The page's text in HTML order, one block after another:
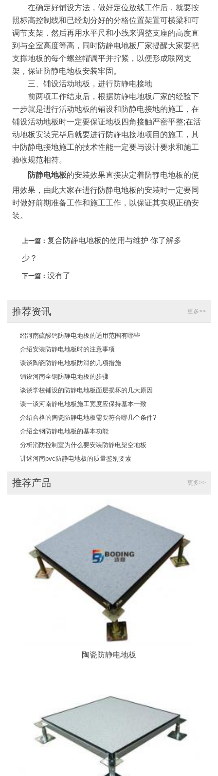
在确定好铺设方法，做好定位放线工作后，就要按
照标高控制线和已经划分好的分格位置架置可横梁和可
调节支架，然后再用水平尺和小线来调整支座的高度直
到与全室高度等高，同时防静电地板厂家提醒大家要把
支撑地板的每个螺丝帽调平并拧紧，以便形成联网支
架，保证防静电地板安装牢固。
三、铺设活动地板，进行防静电接地
前两项工作结束后，根据防静电地板厂家的经验下
一步就是进行活动地板的铺设和防静电接地的施工，在
铺设活动地板时一定要保证地板四角接触严密平整;在活
动地板安装完毕后就要进行防静电接地项目的施工，其
中防静电接地施工的技术性能一定要与设计要求和施工
验收规范相符。
防静电地板的安装效果直接决定着防静电地板的使
用效果，由此大家在进行防静电地板的安装时一定要同
时做好前期准备工作和施工工作，以保证其实现正确安
装。
上一篇： 复合防静电地板的使用与维护 你了解多
少？
下一篇： 没有了
推荐资讯 更多>>
绍河南硫酸钙防静电地板的适用范围有哪些
介绍安装防静电地板时的注意事项
谈谈陶瓷防静电地板防滑的几项措施
铺设河南全钢防静电地板的步骤
谈谈学校铺设的防静电地板面层损坏的几大原因
谈一谈河南静电地板施工宽度应保持基本一致
介绍合格的陶瓷防静电地板需要符合哪几个条件?
介绍全钢防静电地板的基本功能
分析消防控制室为什么要安装防静电架空地板
讲述河南pvc防静电地板的质量鉴别要素
推荐产品 更多>>
陶瓷防静电地板